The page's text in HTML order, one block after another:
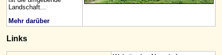
Landschaft...
Mehr darüber
Links